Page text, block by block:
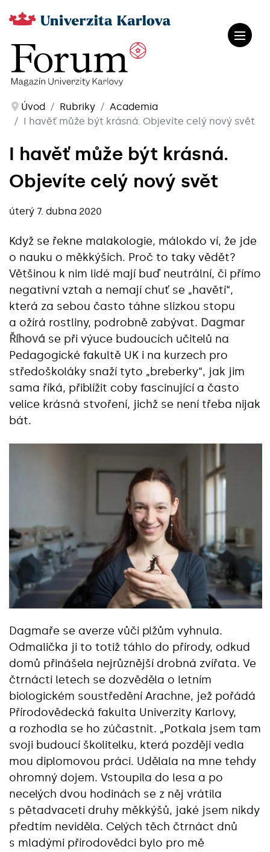
Úvod Rubriky
Academia
I havěť může být krásná. Objevíte celý nový svět
I havěť může být krásná.
Objevíte celý nový svět
úterý 7. dubna 2020
Když se řekne malakologie, málokdo ví, že jde
o nauku o měkkýších. Proč to taky vědět?
Většinou k nim lidé mají buď neutrální, či přímo
negativní vztah a nemají chuť se „havětí“,
která za sebou často táhne slizkou stopu
a ožírá rostliny, podrobně zabývat. Dagmar
Říhová se při výuce budoucích učitelů na
Pedagogické fakultě UK i na kurzech pro
středoškoláky snaží tyto „breberky“, jak jim
sama říká, přiblížit coby fascinující a často
velice krásná stvoření, jichž se není třeba nijak
bát.
Dagmaře se averze vůči plžům vyhnula.
Odmalička ji to totiž táhlo do přírody, odkud
domů přinášela nejrůznější drobná zvířata. Ve
čtrnácti letech se dozvěděla o letním
biologickém soustředění Arachne, jež pořádá
Přírodovědecká fakulta Univerzity Karlovy,
a rozhodla se ho zúčastnit. „Potkala jsem tam
svoji budoucí školitelku, která později vedla
mou diplomovou práci. Udělala na mne tehdy
ohromný dojem. Vstoupila do lesa a po
necelých dvou hodinách se z něj vrátila
s pětadvaceti druhy měkkýšů, jaké jsem nikdy
předtím neviděla. Celých těch čtrnáct dnů
s mladými přírodovědci bylo pro mě